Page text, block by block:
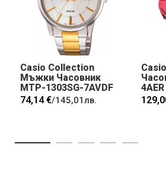
Casio Collection
Мъжки Часовник
MTP-1303SG-7AVDF
74,14 €/145,01лв.
4AER